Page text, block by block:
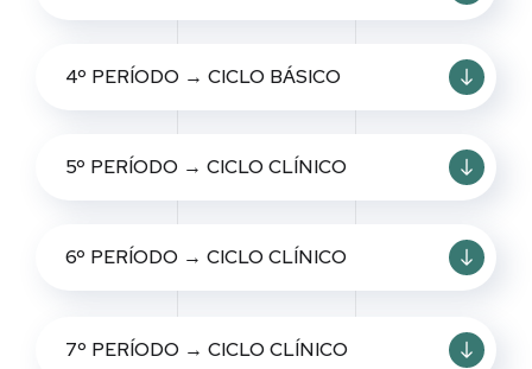
4º PERÍODO → CICLO BÁSICO
5º PERÍODO → CICLO CLÍNICO
6º PERÍODO → CICLO CLÍNICO
7º PERÍODO → CICLO CLÍNICO